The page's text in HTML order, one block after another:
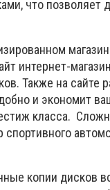
что позволяет
интернет-
Также на сайте
и экономит
класса.
копии дисков